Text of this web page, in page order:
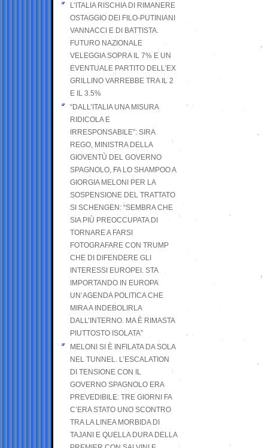
L’ITALIA RISCHIA DI RIMANERE
OSTAGGIO DEI FILO-PUTINIANI
VANNACCI E DI BATTISTA.
FUTURO NAZIONALE
VELEGGIA SOPRA IL 7% E UN
EVENTUALE PARTITO DELL’EX
GRILLINO VARREBBE TRA IL 2
E IL 3.5%
“DALL’ITALIA UNA MISURA
RIDICOLA E
IRRESPONSABILE”: SIRA
REGO, MINISTRA DELLA
GIOVENTÙ DEL GOVERNO
SPAGNOLO, FA LO SHAMPOO A
GIORGIA MELONI PER LA
SOSPENSIONE DEL TRATTATO
SI SCHENGEN: “SEMBRA CHE
SIA PIÙ PREOCCUPATA DI
TORNARE A FARSI
FOTOGRAFARE CON TRUMP
CHE DI DIFENDERE GLI
INTERESSI EUROPEI. STA
IMPORTANDO IN EUROPA
UN’AGENDA POLITICA CHE
MIRA A INDEBOLIRLA
DALL’INTERNO. MA È RIMASTA
PIUTTOSTO ISOLATA”
MELONI SI È INFILATA DA SOLA
NEL TUNNEL. L’ESCALATION
DI TENSIONE CON IL
GOVERNO SPAGNOLO ERA
PREVEDIBILE: TRE GIORNI FA
C’ERA STATO UNO SCONTRO
TRA LA LINEA MORBIDA DI
TAJANI E QUELLA DURA DELLA